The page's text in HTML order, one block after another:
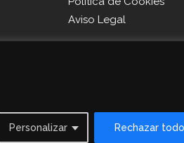
Personalizar Rechazar todo
Aviso Legal